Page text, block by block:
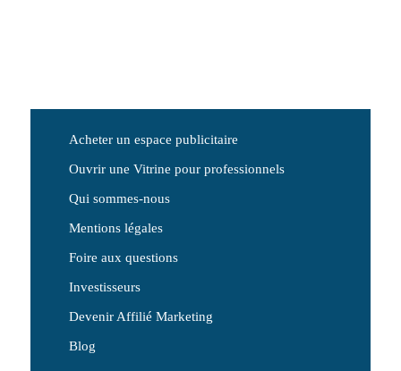
Acheter un espace publicitaire
Ouvrir une Vitrine pour professionnels
Qui sommes-nous
Mentions légales
Foire aux questions
Investisseurs
Devenir Affilié Marketing
Blog